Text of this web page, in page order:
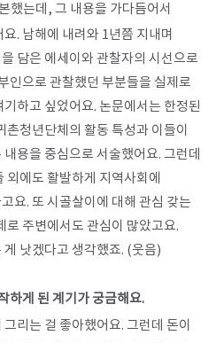
했는데, 그 내용을 가다듬어서
. 남해에 내려와 1년쯤 지내며
담은 에세이와 관찰자의 시선으로
인으로 관찰했던 부분들을 실제로
하고 싶었어요. 논문에서는 한정된
청년단체의 활동 특성과 이들이
용을 중심으로 서술했어요. 그런데
에도 활발하게 지역사회에
요. 또 시골살이에 대해 관심 갖는
로 주변에서도 관심이 많았고요.
낫겠다고 생각했죠. (웃음)
하게 된 계기가 궁금해요.
리는 걸 좋아했어요. 그런데 돈이